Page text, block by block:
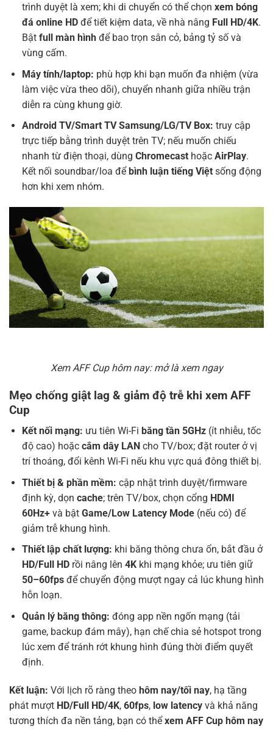
trình duyệt là xem; khi di chuyển có thể chọn xem bóng
đá online HDđể tiết kiệm data, về nhà nâng Full HD/4K.
Bật full màn hìnhđể bao trọn sân cỏ, bảng tỷ số và
vùng cấm.
Máy tính/laptop: phù hợp khi bạn muốn đa nhiệm (vừa
làm việc vừa theo dõi), chuyển nhanh giữa nhiều trận
diễn ra cùng khung giờ.
Android TV/Smart TV Samsung/LG/TV Box: truy cập
trực tiếp bằng trình duyệt trên TV; nếu muốn chiếu
nhanh từ điện thoại, dùng Chromecasthoặc AirPlay.
Kết nối soundbar/loa đểbình luận tiếng Việtsống động
hơn khi xem nhóm.
Xem AFF Cup hôm nay: mở là xem ngay
Mẹo chống giật lag & giảm độ trễ khi xem AFF
Cup
Kết nối mạng: ưu tiên Wi-Fi băng tần 5GHz(ít nhiễu, tốc
độ cao) hoặc cắm dây LAN cho TV/box; đặt router ở vị
trí thoáng, đổi kênh Wi-Fi nếu khu vực quá đông thiết bị.
Thiết bị & phần mềm: cập nhật trình duyệt/firmware
định kỳ, dọn cache; trên TV/box, chọn cổng HDMI
60Hz+và bật Game/Low Latency Mode(nếu có) để
giảm trễ khung hình.
Thiết lập chất lượng: khi băng thông chưa ổn, bắt đầu ở
HD/Full HDrồi nâng lên 4Kkhi mạng khỏe; ưu tiên giữ
50–60fpsđể chuyển động mượt ngay cả lúc khung hình
hỗn loạn.
Quản lý băng thông: đóng app nền ngốn mạng (tải
game, backup đám mây), hạn chế chia sẻ hotspot trong
lúc xem để tránh rớt khung hình đúng thời điểm quyết
định.
Kết luận: Với lịch rõ ràng theo hôm nay/tối nay, hạ tầng
phát mượt HD/Full HD/4K, 60fps, low latency và khả năng
tương thích đa nền tảng, bạn có thểxem AFF Cup hôm nay